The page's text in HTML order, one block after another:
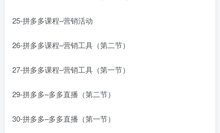
25-拼多多课程–营销活动
26-拼多多课程–营销工具（第二节）
27-拼多多课程–营销工具（第一节）
29-拼多多–多多直播（第二节）
30-拼多多–多多直播（第一节）